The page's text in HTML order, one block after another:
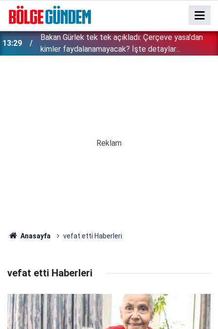
13:29
Bakan Gürlek tek tek açıkladı: Çerçeve yasa'dan
kimler faydalanamayacak? İşte detaylar...
Anasayfa vefat etti Haberleri
vefat etti Haberleri